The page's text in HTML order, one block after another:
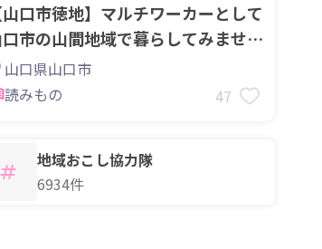
山口市徳地】マルチワーカーとして
市の山間地域で暮らしてみません
山口県山口市
読みもの
47
地域おこし協力隊
6934件